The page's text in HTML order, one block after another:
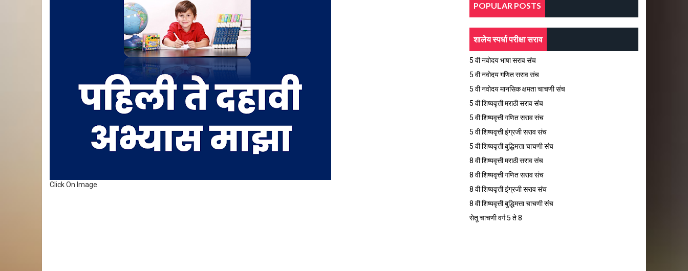
Click On Image
POPULAR POSTS
शालेय स्पर्धा परीक्षा सराव
5 वी नवोदय भाषा सराव संच
5 वी नवोदय गणित सराव संच
5 वी नवोदय मानसिक क्षमता चाचणी संच
5 वी शिष्यवृत्ती मराठी सराव संच
5 वी शिष्यवृत्ती गणित सराव संच
5 वी शिष्यवृत्ती इंग्रजी सराव संच
5 वी शिष्यवृत्ती बुद्धिमत्ता चाचणी संच
8 वी शिष्यवृत्ती मराठी सराव संच
8 वी शिष्यवृत्ती गणित सराव संच
8 वी शिष्यवृत्ती इंग्रजी सराव संच
8 वी शिष्यवृत्ती बुद्धिमत्ता चाचणी संच
सेतू चाचणी वर्ग 5 ते 8